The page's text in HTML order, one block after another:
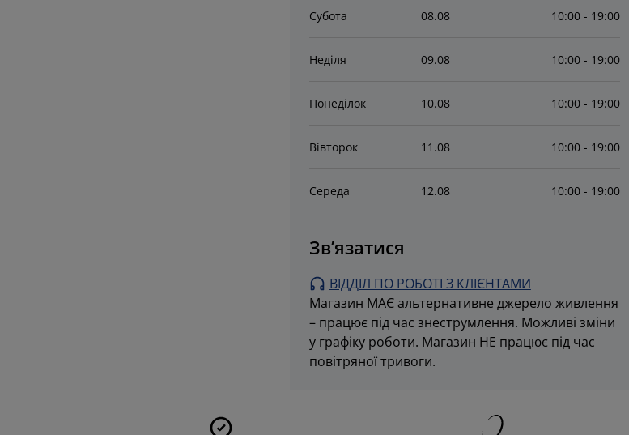
Субота 08.08 10:00 - 19:00
Неділя 09.08 10:00 - 19:00
Понеділок 10.08 10:00 - 19:00
Вівторок 11 .08 10:00 - 19:00
Середа 12.08 10:00 - 19:00
Зв’язатися
ВІДДІЛ ПО РОБОТІ З КЛІЄНТАМИ
Магазин МАЄ альтернативне джерело живлення
– працює під час знеструмлення. Можливі зміни
у графіку роботи. Магазин НЕ працює під час
повітряної тривоги.